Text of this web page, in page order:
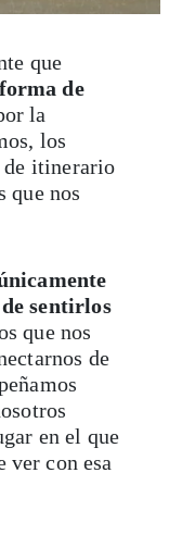
que
de
la
los
de itinerario
que nos
sentirlos
que nos
de
en el que
ver con esa